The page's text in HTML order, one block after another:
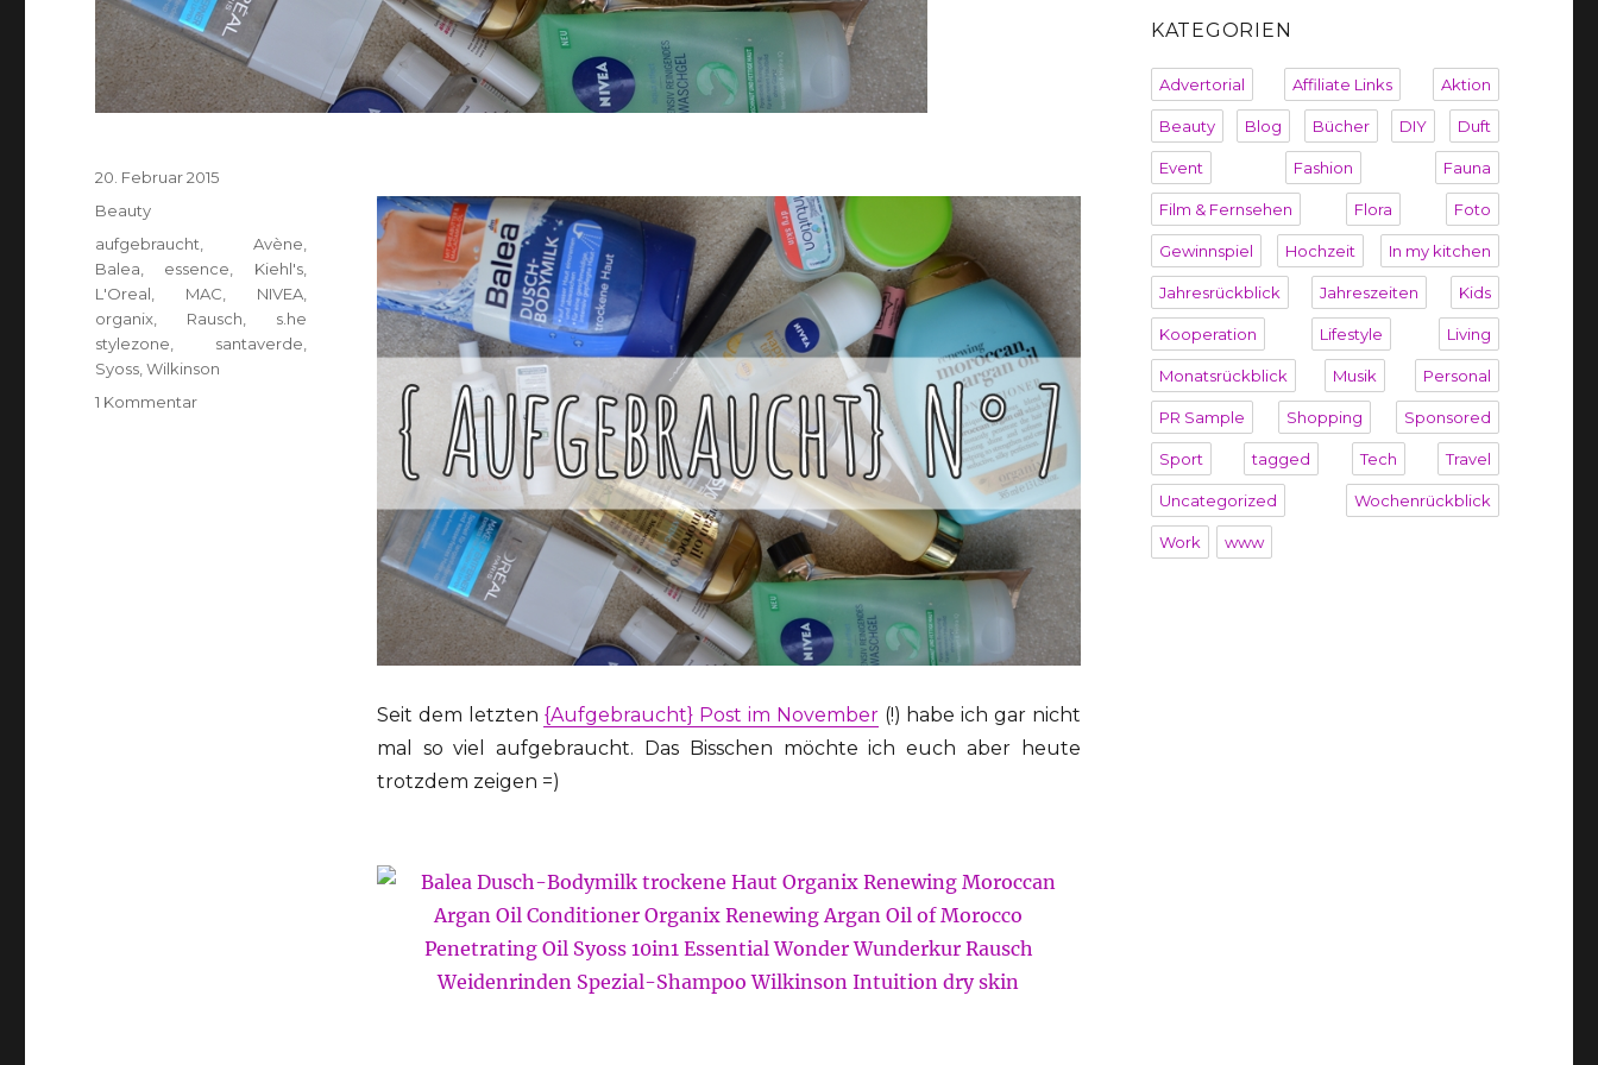
Seit dem letzten {Aufgebraucht} Post im November(!) habe ich gar nicht
mal so viel aufgebraucht. Das Bisschen möchte ich euch aber heute
trotzdem zeigen =)
Veröffentlicht
20. Februar 2015
Kategorien
Beauty
Schlagwörter
aufgebraucht Avène
Balea
essence Kiehl's,
L'Oreal
MAC NIVEA,
organix
Rausch
s.he
stylezone
santaverde
Syoss ,Wilkinson
1 Kommentarzu
KATEGORIEN
Advertorial Affiliate Links Aktion
Beauty Blog Bücher DIY Duft
Event Fashion Fauna
Film & Fernsehen Flora Foto
Gewinnspiel Hochzeit In my kitchen
Jahresrückblick Jahreszeiten Kids
Kooperation Lifestyle Living
Monatsrückblick Musik Personal
PR Sample Shopping Sponsored
Sport tagged Tech Travel
Uncategorized Wochenrückblick
Work www